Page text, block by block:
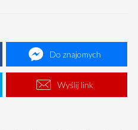
Do znajomych
Wyślij link